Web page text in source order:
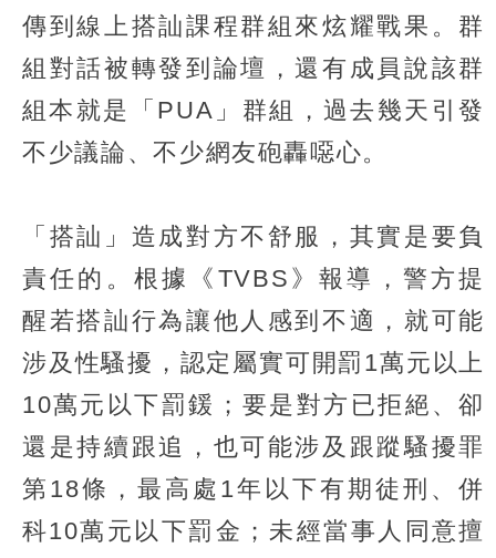
傳到線上搭訕課程群組來炫耀戰果。群
組對話被轉發到論壇，還有成員說該群
組本就是「PUA」群組，過去幾天引發
不少議論、不少網友砲轟噁心。
「搭訕」造成對方不舒服，其實是要負
責任的。根據《TVBS》報導，警方提
醒若搭訕行為讓他人感到不適，就可能
涉及性騷擾，認定屬實可開罰1萬元以上
10萬元以下罰鍰；要是對方已拒絕、卻
還是持續跟追，也可能涉及跟蹤騷擾罪
第18條，最高處1年以下有期徒刑、併
科10萬元以下罰金；未經當事人同意擅